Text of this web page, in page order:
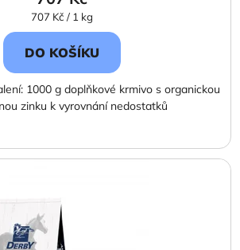
Měrná
cena:
707 Kč / 1 kg
DO KOŠÍKU
1000 g doplňkové krmivo s organickou
zinku k vyrovnání nedostatků